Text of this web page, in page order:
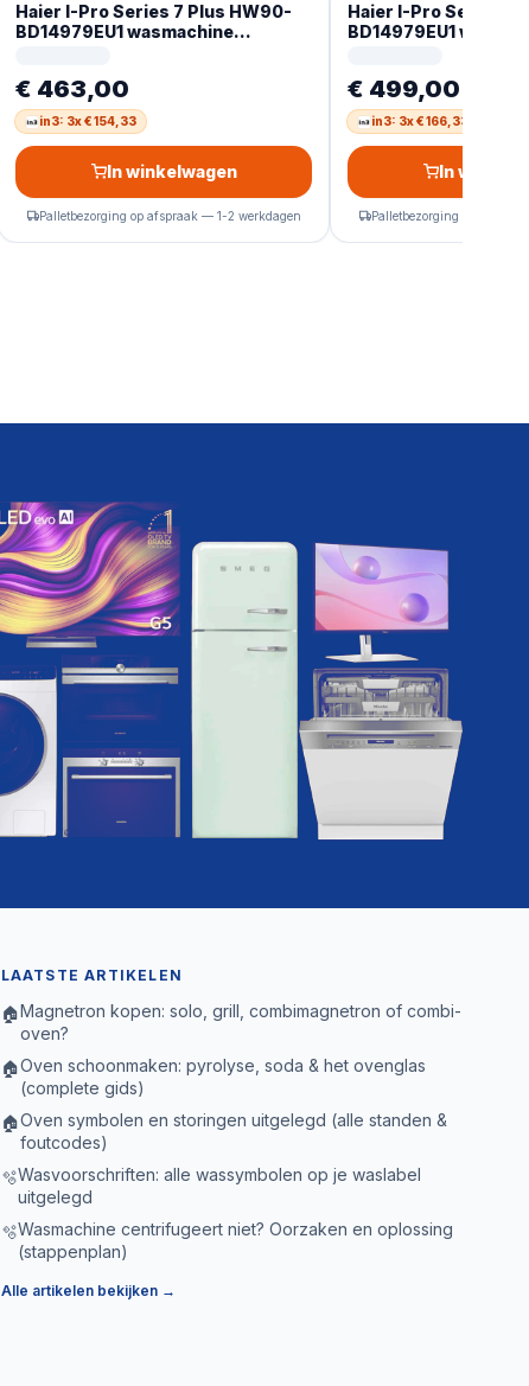
Haier I-Pro Series 7 Plus HW90-
BD14979EU1 wasmachine
€ 463,00
in3: 3x € 154,33
In winkelwagen
Palletbezorging op afspraak — 1-2 werkdagen
Haier I-Pro Series 7
BD14979EU1
€ 499,00
in3: 3x € 166,33
In
Palletbezorging op
LAATSTE ARTIKELEN
🏠 Magnetron kopen: solo, grill, combimagnetron of combi-
oven?
🏠Oven schoonmaken: pyrolyse, soda & het ovenglas
(complete gids)
🏠Oven symbolen en storingen uitgelegd (alle standen &
foutcodes)
🫧Wasvoorschriften: alle wassymbolen op je waslabel
uitgelegd
🫧Wasmachine centrifugeert niet? Oorzaken en oplossing
(stappenplan)
Alle artikelen bekijken →